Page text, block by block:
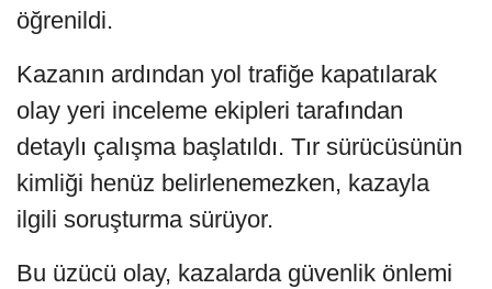
öğrenildi.
Kazanın ardından yol trafiğe kapatılarak
olay yeri inceleme ekipleri tarafından
detaylı çalışma başlatıldı. Tır sürücüsünün
kimliği henüz belirlenemezken, kazayla
ilgili soruşturma sürüyor.
Bu üzücü olay, kazalarda güvenlik önlemi